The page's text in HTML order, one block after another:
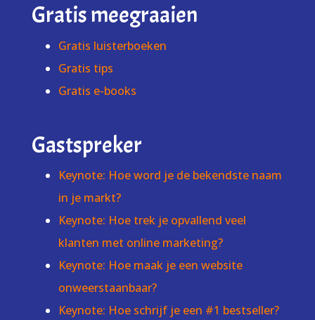
Gratis meegraaien
Gratis luisterboeken
Gratis tips
Gratis e-books
Gastspreker
Keynote: Hoe word je de bekendste naam
in je markt?
Keynote: Hoe trek je opvallend veel
klanten met online marketing?
Keynote: Hoe maak je een website
onweerstaanbaar?
Keynote: Hoe schrijf je een #1 bestseller?